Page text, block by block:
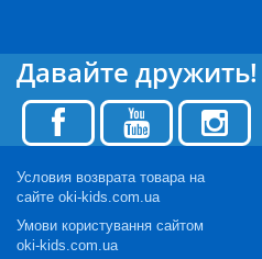
Давайте дружить!
Условия возврата товара на
сайте oki-kids.com.ua
Умови користування сайтом
oki-kids.com.ua